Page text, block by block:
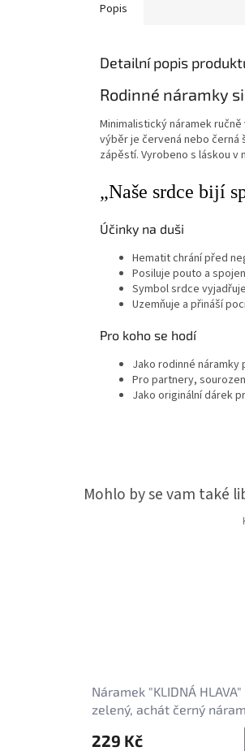
Popis
Detailní popis
Rodinné náramky
Minimalistický náramek
výběr je červená nebo černá
zápěstí. Vyrobeno s láskou v
„Naše srdce bijí
Účinky na duši
Hematit chrání před
Posiluje pouto a
Symbol srdce
Uzemňuje a přináší
Pro koho se hodí
Jako rodinné náramky
Pro partnery,
Jako originální dárek
Náramek "KLIDNÁ
zelený, achát černý
229 Kč